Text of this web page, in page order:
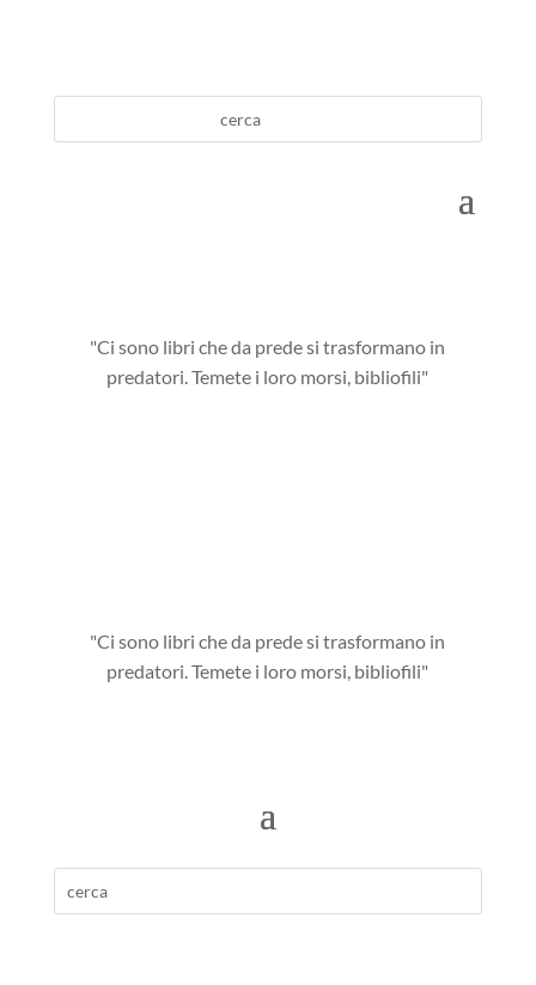
"Ci sono libri che da prede si trasformano in
predatori. Temete i loro morsi, bibliofili"
"Ci sono libri che da prede si trasformano in
predatori. Temete i loro morsi, bibliofili"